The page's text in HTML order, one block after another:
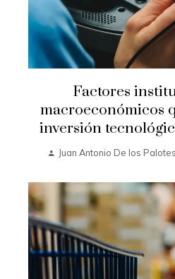
Factores
macroeconómicos
inversión
Juan Antonio De los Palotes